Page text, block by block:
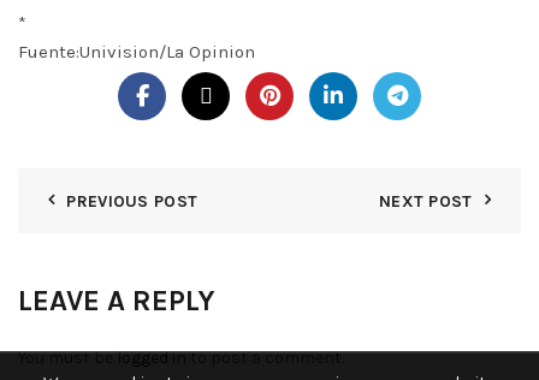
*
Fuente:Univision/La Opinion
PREVIOUS POST NEXT POST
LEAVE A REPLY
You must belogged into post a comment.